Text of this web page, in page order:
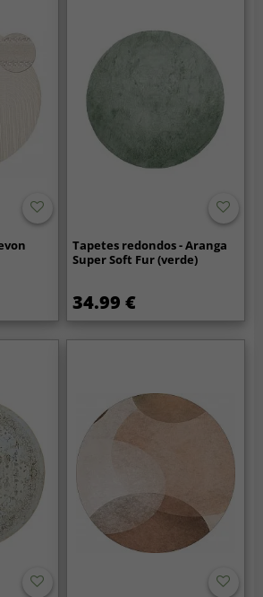
Tapetes redondos - Aranga
Super Soft Fur (verde)
34.99 €